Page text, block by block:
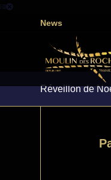
News
Réveillon de